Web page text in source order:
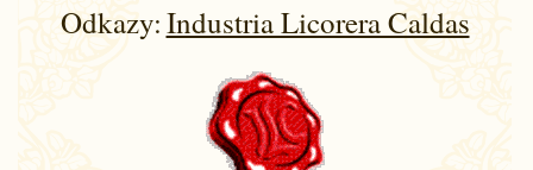
Odkazy:Industria Licorera Caldas